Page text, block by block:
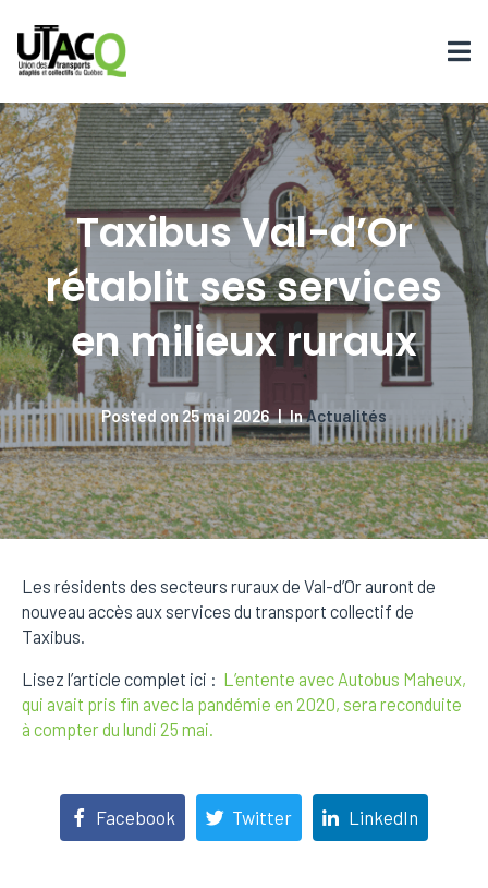
Taxibus Val-d’Or
rétablit ses services
en milieux ruraux
Posted on25 mai 2026 InActualités
Les résidents des secteurs ruraux de Val-d’Or auront de
nouveau accès aux services du transport collectif de
Taxibus.
Lisez l’article complet ici : L’entente avec Autobus Maheux,
qui avait pris fin avec la pandémie en 2020, sera reconduite
à compter du lundi 25 mai.
Facebook Twitter LinkedIn